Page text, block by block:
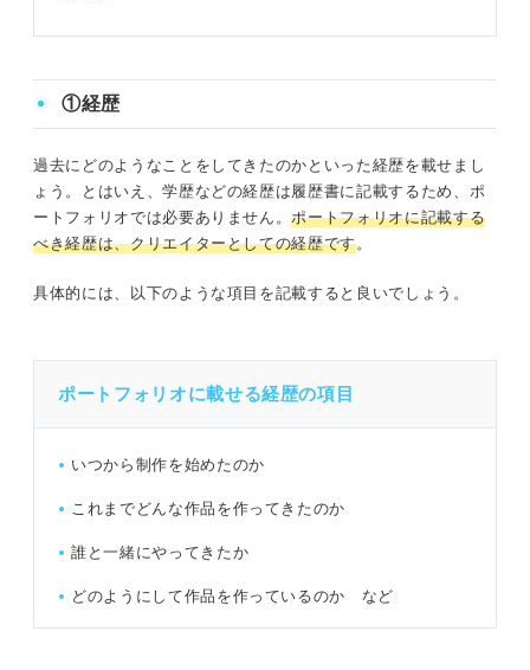
①経歴
過去にどのようなことをしてきたのかといった経歴を載せまし
ょう。とはいえ、学歴などの経歴は履歴書に記載するため、ポ
ートフォリオでは必要ありません。ポートフォリオに記載する
べき経歴は、クリエイターとしての経歴です。
具体的には、以下のような項目を記載すると良いでしょう。
ポートフォリオに載せる経歴の項目
いつから制作を始めたのか
これまでどんな作品を作ってきたのか
誰と一緒にやってきたか
どのようにして作品を作っているのか など